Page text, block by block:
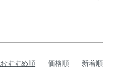
おすすめ順 価格順 新着順